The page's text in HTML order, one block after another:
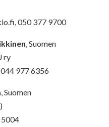
, 050 377 9700
, Suomen
ry
, 044 977 6356
, Suomen
5004